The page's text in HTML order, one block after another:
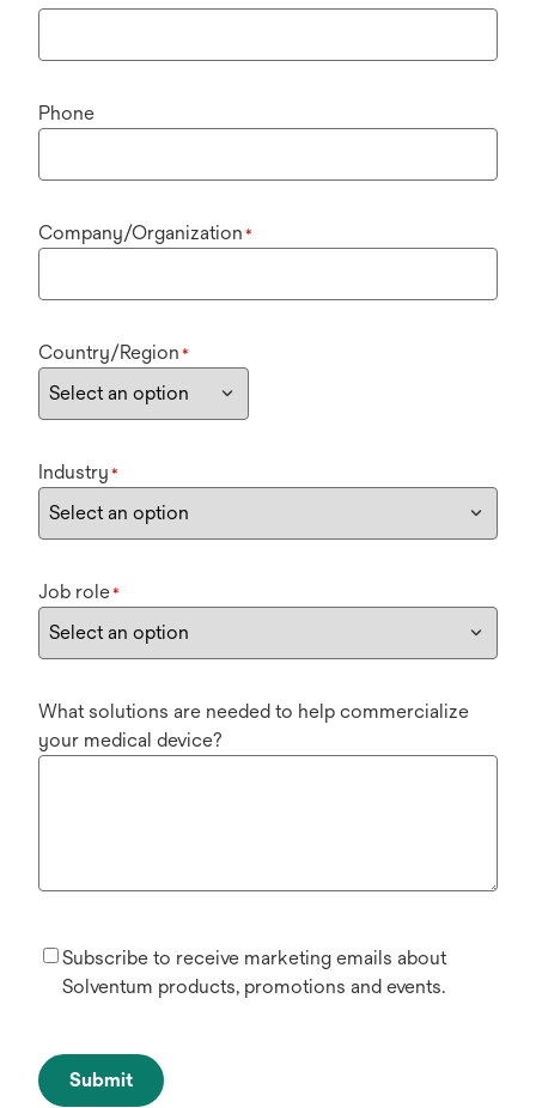
Phone
Company/Organization *
Country/Region *
Industry *
Job role*
What solutions are needed to help commercialize
your medical device?
Subscribe to receive marketing emails about
Solventum products, promotions and events.
Submit